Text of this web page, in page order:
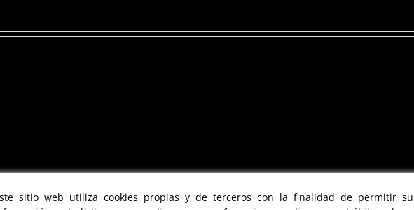
sitio web utiliza cookies propias y de terceros con la finalidad de permitir su